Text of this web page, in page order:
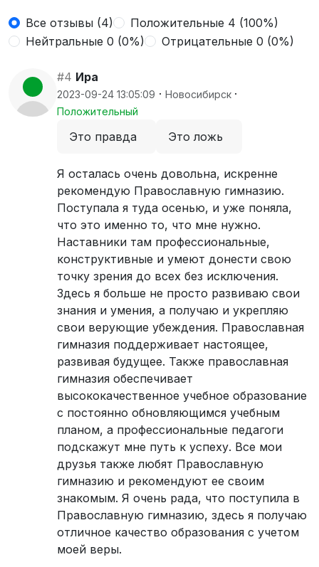
Все отзывы (4)
Положительные 4 (100%)
Нейтральные 0 (0%)
Отрицательные 0 (0%)
#4 Ира
2023-09-24 13:05:09 · Новосибирск ·
Положительный
Это правда Это ложь
Я осталась очень довольна, искренне
рекомендую Православную гимназию.
Поступала я туда осенью, и уже поняла,
что это именно то, что мне нужно.
Наставники там профессиональные,
конструктивные и умеют донести свою
точку зрения до всех без исключения.
Здесь я больше не просто развиваю свои
знания и умения, а получаю и укрепляю
свои верующие убеждения. Православная
гимназия поддерживает настоящее,
развивая будущее. Также православная
гимназия обеспечивает
высококачественное учебное образование
с постоянно обновляющимся учебным
планом, а профессиональные педагоги
подскажут мне путь к успеху. Все мои
друзья также любят Православную
гимназию и рекомендуют ее своим
знакомым. Я очень рада, что поступила в
Православную гимназию, здесь я получаю
отличное качество образования с учетом
моей веры.